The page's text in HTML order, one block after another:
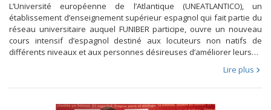
L’Université européenne de l’Atlantique (UNEATLANTICO), un
établissement d’enseignement supérieur espagnol qui fait partie du
réseau universitaire auquel FUNIBER participe, ouvre un nouveau
cours intensif d’espagnol destiné aux locuteurs non natifs de
différents niveaux et aux personnes désireuses d’améliorer leurs…
Lire plus